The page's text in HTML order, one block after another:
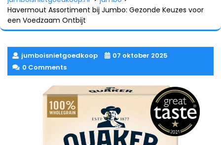
Havermout Assortiment bij Jumbo: Gezonde Keuzes voor
een Voedzaam Ontbijt
jumboisnietgoedkoop
07 oktober 2025
0 Comments